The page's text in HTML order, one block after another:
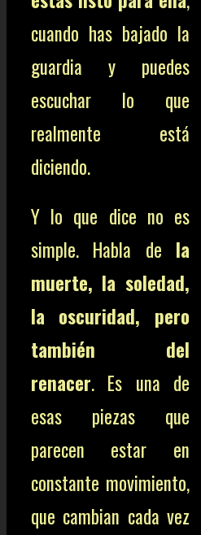
cuando has bajado la
guardia y puedes
escuchar lo que
realmente está
diciendo.
Y lo que dice no es
simple. Habla de la
muerte, la soledad,
la oscuridad, pero
también del
renacer. Es una de
esas piezas que
parecen estar en
constante movimiento,
que cambian cada vez